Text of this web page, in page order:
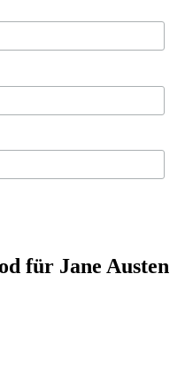
für Jane Austen